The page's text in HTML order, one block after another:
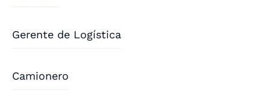
Gerente de Logística
Camionero